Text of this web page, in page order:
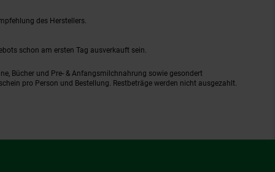
des Herstellers.
schon am ersten Tag ausverkauft sein.
Bücher und Pre- & Anfangsmilchnahrung sowie gesondert
pro Person und Bestellung. Restbeträge werden nicht ausgezahlt.